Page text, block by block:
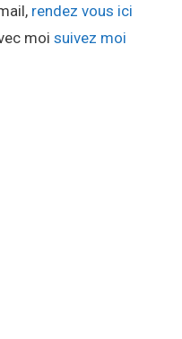
rendez vous ici
moi suivez moi